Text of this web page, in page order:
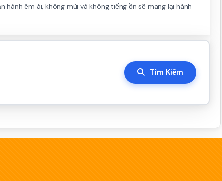
êm ái, không mùi và không tiếng ồn sẽ mang lại hành
Tìm Kiếm